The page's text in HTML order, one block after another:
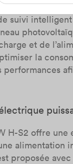
suivi intelligent
et de
la
performances
H-S2 offre une
alimentation
proposée